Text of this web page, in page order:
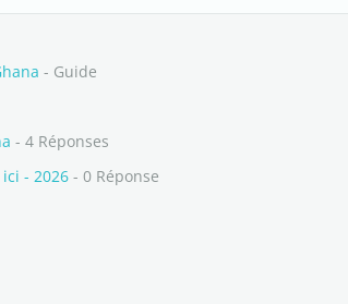
- Guide
- 4 Réponses
- 2026 - 0 Réponse